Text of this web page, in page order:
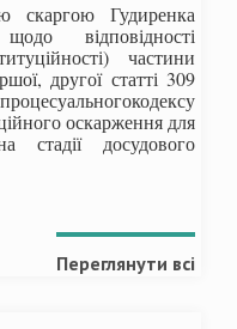
скаргою Гудиренка
відповідності
частини
другої статті 309
оскарження для
стадії досудового
Переглянути всі